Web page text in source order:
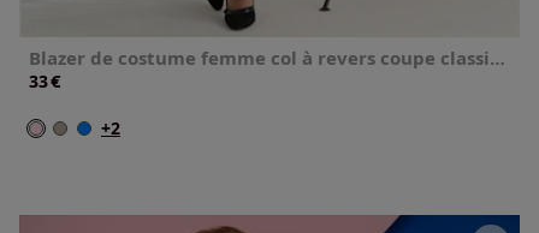
Blazer de costume femme col à revers coupe classique
33€
+2